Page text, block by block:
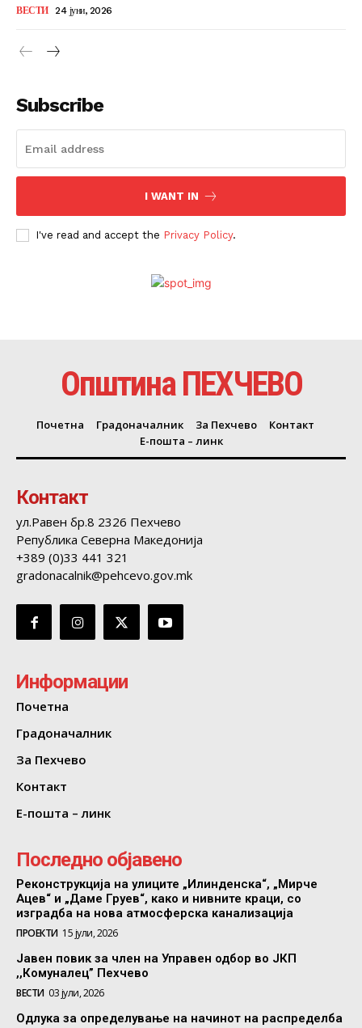
ВЕСТИ 24 јуни, 2026
Subscribe
I WANT IN
I've read and accept the Privacy Policy.
Општина ПЕХЧЕВО
Почетна Градоначалник За Пехчево
Контакт
Е-пошта – линк
Контакт
ул.Равен бр.8 2326 Пехчево
Република Северна Македонија
+389 (0)33 441 321
gradonacalnik@pehcevo.gov.mk
Информации
Почетна
Градоначалник
За Пехчево
Контакт
Е-пошта – линк
Последно објавено
Реконструкција на улиците „Илинденска“, „Мирче
Ацев“ и „Даме Груев“, како и нивните краци, со
изградба на нова атмосферска канализација
ПРОЕКТИ 15 јули, 2026
Јавен повик за член на Управен одбор во ЈКП
,,Комуналец” Пехчево
ВЕСТИ 03 јули, 2026
Одлука за определување на начинот на распределба